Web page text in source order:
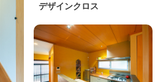
デザインクロス